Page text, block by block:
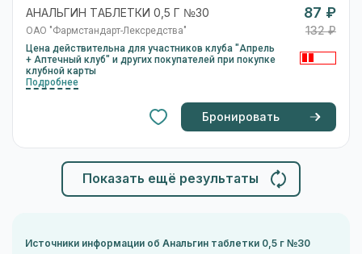
АНАЛЬГИН ТАБЛЕТКИ 0,5 Г №30
ОАО "Фармстандарт-Лексредства"
Цена действительна для участников клуба "Апрель
+ Аптечный клуб" и других покупателей при покупке
клубной карты
Подробнее
87 ₽
132 ₽
Бронировать
Показать ещё результаты
Источники информации об Анальгин таблетки 0,5 г №30